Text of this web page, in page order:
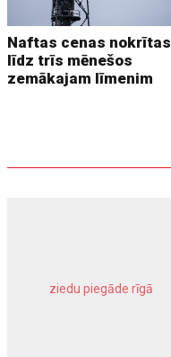
Naftas cenas nokrītas
līdz trīs mēnešos
zemākajam līmenim
ziedu piegāde rīgā